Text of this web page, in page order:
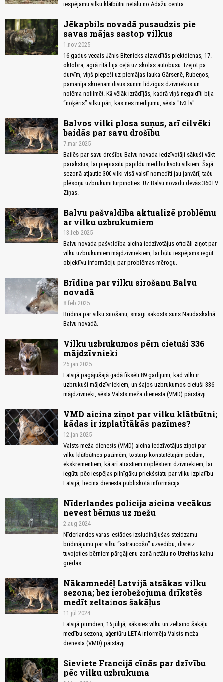
iespējamu vilku klātbūtni netālu no Ādažu centra.
Jēkapbils novadā pusaudzis pie
savas mājas sastop vilkus
1.nov 2025
16 gadus vecais Jānis Bitenieks aizvadītās piektdienas, 17.
oktobra, agrā rītā bija ceļā uz skolas autobusu. Izejot pa
durvīm, viņš piepeši uz piemājas lauka Gārsenē, Rubeņos,
pamanīja skrienam divus sunim līdzīgus dzīvniekus un
nolēma nofilmēt. Kā vēlāk izrādījās, kadrā viņš negaidīti bija
“noķēris” vilku pāri, kas nes medījumu, vēsta "tv3.lv".
Balvos vilki plosa suņus, arī cilvēki
baidās par savu drošību
7.mar 2025
Bailēs par savu drošību Balvu novada iedzīvotāji sākuši vākt
parakstus, lai pieprasītu papildu medību kvotu vilkiem. Šajā
sezonā atļautie 300 vilki visā valstī nomedīti jau janvārī, taču
plēsoņu uzbrukumi turpinoties. Uz Balvu novadu devās 360TV
Ziņas.
Balvu pašvaldība aktualizē problēmu
ar vilku uzbrukumiem
13.feb 2025
Balvu novada pašvaldība aicina iedzīvotājus oficiāli ziņot par
vilku uzbrukumiem mājdzīvniekiem, lai būtu iespējams iegūt
objektīvu informāciju par problēmas mērogu.
Brīdina par vilku sirošanu Balvu
novadā
8.feb 2025
Brīdina par vilku sirošanu, smagi sakosts suns Naudaskalnā
Balvu novadā.
Vilku uzbrukumos pērn cietuši 336
mājdzīvnieki
25.jan 2025
Latvijā pagājušajā gadā fiksēti 89 gadījumi, kad vilki ir
uzbrukuši mājdzīvniekiem, un šajos uzbrukumos cietuši 336
mājdzīvnieki, vēsta Valsts meža dienesta (VMD) pārstāvji.
VMD aicina ziņot par vilku klātbūtni;
kādas ir izplatītākās pazīmes?
12.jan 2025
Valsts meža dienests (VMD) aicina iedzīvotājus ziņot par
vilku klātbūtnes pazīmēm, tostarp konstatētajām pēdām,
ekskrementiem, kā arī atrastiem noplēstiem dzīvniekiem, lai
iegūtu pēc iespējas pilnīgāku priekšstatu par vilku izplatību
Latvijā, liecina dienesta publiskotā informācija.
Nīderlandes policija aicina vecākus
nevest bērnus uz mežu
2.aug 2024
Nīderlandes varas iestādes izsludinājušas steidzamu
brīdinājumu par vilku “satraucošo” uzvedību, divreiz
tuvojoties bērniem pārgājienu zonā netālu no Utrehtas kalnu
grēdas.
Nākamnedēļ Latvijā atsākas vilku
sezona; bez ierobežojuma drīkstēs
medīt zeltainos šakāļus
11.jūl 2024
Latvijā pirmdien, 15.jūlijā, sāksies vilku un zeltaino šakāļu
medību sezona, aģentūru LETA informēja Valsts meža
dienesta (VMD) pārstāvji.
Sieviete Francijā cīnās par dzīvību
pēc vilku uzbrukuma